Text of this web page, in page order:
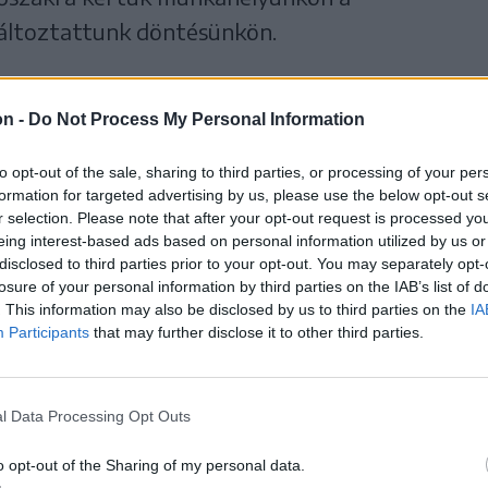
- Do Not Process My Personal Information
opt-out of the sale, sharing to third parties, or processing of your
for targeted advertising by us, please use the below opt-out
selection. Please note that after your opt-out request is processed
interest-based ads based on personal information utilized by us
to third parties prior to your opt-out. You may separately
of your personal information by third parties on the IAB’s list of
This information may also be disclosed by us to third parties on the
Participants that may further disclose it to other third parties.
Data Processing Opt Outs
opt-out of the Sharing of my personal data.
döntésünkön.
megyünk, mégis
megyünk – így
egészen a szabadság
hogy mégis megyünk, nekivágunk,
lehet, tőlünk telik, elővigyázatosak
sőt még azokon túl is jobban